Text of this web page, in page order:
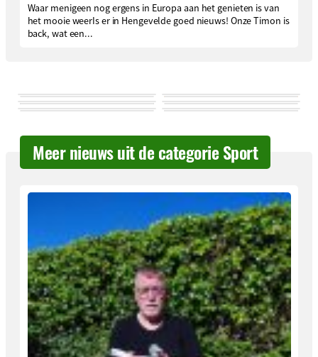
Waar menigeen nog ergens in Europa aan het genieten is van
het mooie weerIs er in Hengevelde goed nieuws! Onze Timon is
back, wat een...
Meer nieuws uit de categorie Sport